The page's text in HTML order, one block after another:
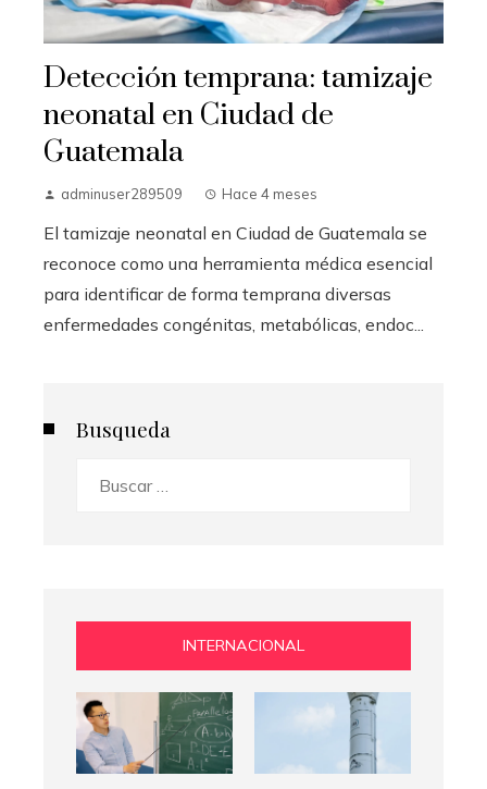
Detección temprana: tamizaje
neonatal en Ciudad de
Guatemala
adminuser289509 Hace 4 meses
El tamizaje neonatal en Ciudad de Guatemala se
reconoce como una herramienta médica esencial
para identificar de forma temprana diversas
enfermedades congénitas, metabólicas, endoc...
Busqueda
INTERNACIONAL